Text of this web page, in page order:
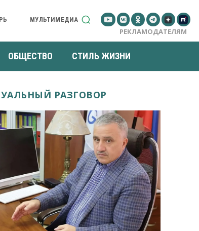
МУЛЬТИМЕДИА
РЕКЛАМОДАТЕЛЯМ
ОБЩЕСТВО СТИЛЬ ЖИЗНИ
РАЗГОВОР